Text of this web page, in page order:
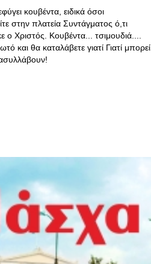
κουβέντα, ειδικά όσοι
στην πλατεία Συντάγματος ό,τι
ο Χριστός. Κουβέντα... τσιμουδιά....
και θα καταλάβετε γιατί Γιατί μπορεί